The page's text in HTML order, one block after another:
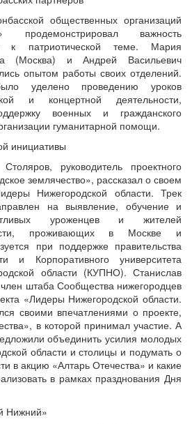
общественных организаций
продемонстрировал важность
к патриотической теме. Мария
(Москва) и Андрей Васильевич
опытом работы своих отделений.
уделено проведению уроков
и концертной деятельности,
военных и гражданского
гуманитарной помощи.
инициативы
руководитель проектного
землячество», рассказал о своем
Нижегородской области. Трек
на выявление, обучение и
уроженцев и жителей
проживающих в Москве и
при поддержке правительства
и Корпоративного университета
области (КУПНО). Станислав
штаба Сообщества нижегородцев
«Лидеры Нижегородской области.
своими впечатлениями о проекте,
в которой принимал участие. А
объединить усилия молодых
области и столицы и подумать о
в акцию «Алтарь Отечества» и какие
в рамках празднования Дня
Нижний»